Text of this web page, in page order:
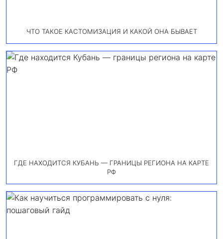
ЧТО ТАКОЕ КАСТОМИЗАЦИЯ И КАКОЙ ОНА БЫВАЕТ
ГДЕ НАХОДИТСЯ КУБАНЬ — ГРАНИЦЫ РЕГИОНА НА КАРТЕ
РФ